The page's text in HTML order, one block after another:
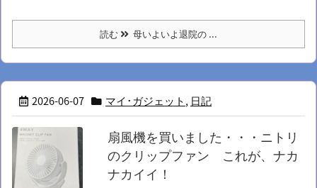
読む 母いよいよ退院の ...
2026-06-07 マイ･ガジェット, 日記
扇風機を買いました・・・ニトリ
のクリップファン これが、ナカ
ナカイイ！